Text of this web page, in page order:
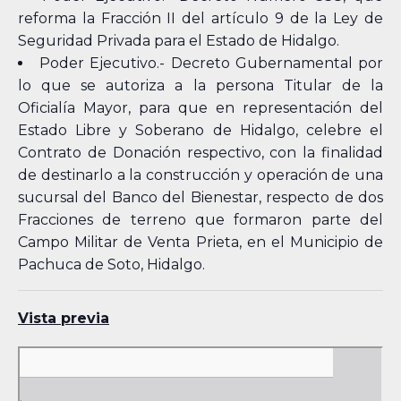
reforma la Fracción II del artículo 9 de la Ley de
Seguridad Privada para el Estado de Hidalgo.
Poder Ejecutivo.- Decreto Gubernamental por
lo que se autoriza a la persona Titular de la
Oficialía Mayor, para que en representación del
Estado Libre y Soberano de Hidalgo, celebre el
Contrato de Donación respectivo, con la finalidad
de destinarlo a la construcción y operación de una
sucursal del Banco del Bienestar, respecto de dos
Fracciones de terreno que formaron parte del
Campo Militar de Venta Prieta, en el Municipio de
Pachuca de Soto, Hidalgo.
Vista previa